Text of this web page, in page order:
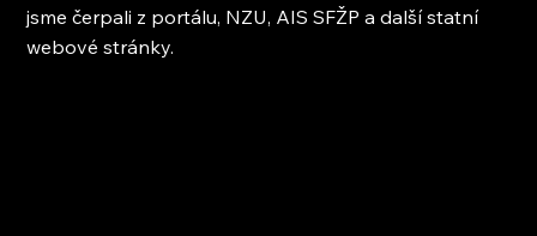
jsme čerpali z portálu, NZU, AIS SFŽP a další statní
webové stránky.